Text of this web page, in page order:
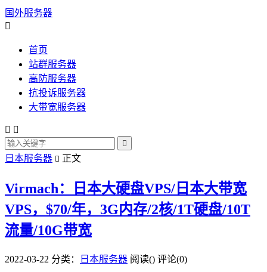
国外服务器

首页
站群服务器
高防服务器
抗投诉服务器
大带宽服务器
 

日本服务器  正文
Virmach：日本大硬盘VPS/日本大带宽
VPS，$70/年，3G内存/2核/1T硬盘/10T
流量/10G带宽
2022-03-22 分类： 日本服务器 阅读() 评论(0)